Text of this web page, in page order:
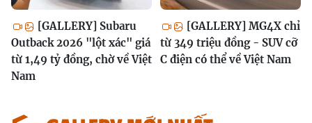
[GALLERY] Subaru
Outback 2026 "lột xác" giá
từ 1,49 tỷ đồng, chờ về Việt
Nam
[GALLERY] MG4X chỉ
từ 349 triệu đồng - SUV cỡ
C điện có thể về Việt Nam